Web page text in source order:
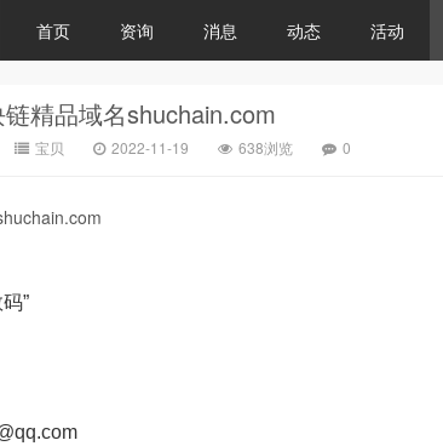
首页 资询 消息 动态 活动
精品域名shuchain.com
宝贝 2022-11-19 638浏览 0
”